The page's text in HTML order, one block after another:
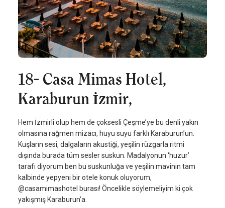
18- Casa Mimas Hotel,
Karaburun İzmir,
Hem İzmirli olup hem de çoksesli Çeşme’ye bu denli yakın
olmasına rağmen mizacı, huyu suyu farklı Karaburun’un.
Kuşların sesi, dalgaların akustiği, yeşilin rüzgarla ritmi
dışında burada tüm sesler suskun. Madalyonun ‘huzur’
tarafı diyorum ben bu suskunluğa ve yeşilin mavinin tam
kalbinde yepyeni bir otele konuk oluyorum,
@casamimashotel burası! Öncelikle söylemeliyim ki çok
yakışmış Karaburun’a.